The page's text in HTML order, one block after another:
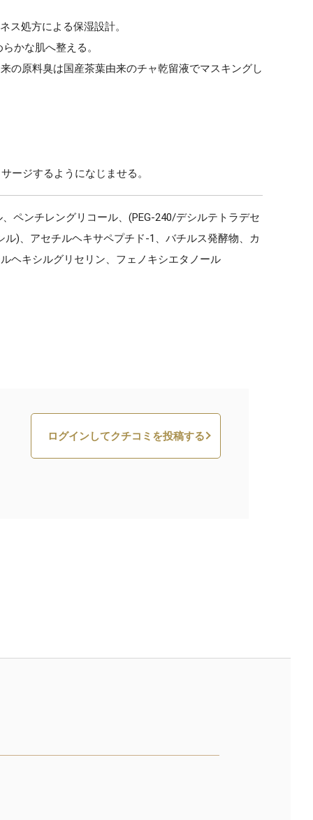
ス処方による保湿設計。
かな肌へ整える。
の原料臭は国産茶葉由来のチャ乾留液でマスキングし
ージするようになじませる。
ペンチレングリコール、(PEG-240/デシルテトラデセ
)、アセチルヘキサペプチド-1、バチルス発酵物、カ
ヘキシルグリセリン、フェノキシエタノール
ログインしてクチコミを投稿する